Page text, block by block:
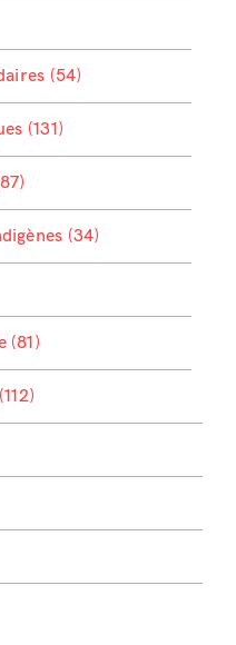
(54)
(131)
(34)
(81)